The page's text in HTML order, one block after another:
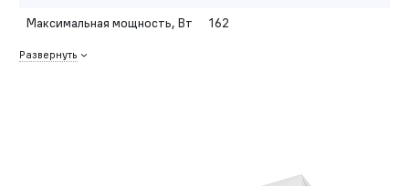
Максимальная мощность, Вт 162
Развернуть